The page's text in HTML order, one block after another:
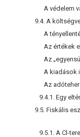
A védelem
9.4. A
Az értékek
Az
A kiadások
Az adóteher
9.4.1. Egy
9.5. Fiskális
9.5.1. A Cl-